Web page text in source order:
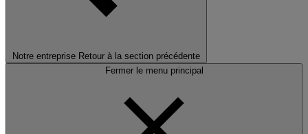
Notre entreprise Retour à la section précédente
Fermer le menu principal